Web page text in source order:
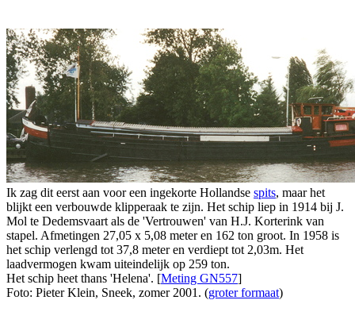
Ik zag dit eerst aan voor een ingekorte Hollandse spits, maar het
blijkt een verbouwde klipperaak te zijn. Het schip liep in 1914 bij J.
Mol te Dedemsvaart als de 'Vertrouwen' van H.J. Korterink van
stapel. Afmetingen 27,05 x 5,08 meter en 162 ton groot. In 1958 is
het schip verlengd tot 37,8 meter en verdiept tot 2,03m. Het
laadvermogen kwam uiteindelijk op 259 ton.
Het schip heet thans 'Helena'. [Meting GN557]
Foto: Pieter Klein, Sneek, zomer 2001. (groter formaat)